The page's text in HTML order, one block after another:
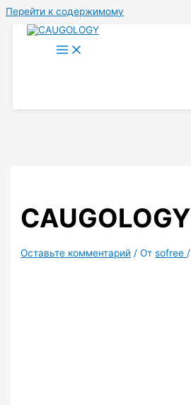
Перейти к содержимому
CAUGOLOGY
Оставьте комментарий / Отsofree /